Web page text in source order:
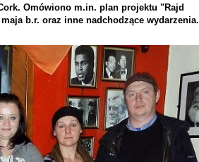
Omówiono m.in. plan projektu "Rajd
b.r. oraz inne nadchodzące wydarzenia.